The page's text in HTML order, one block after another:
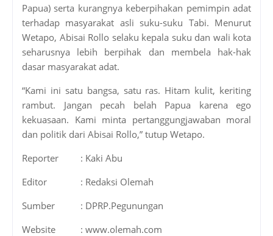
Papua) serta kurangnya keberpihakan pemimpin adat
terhadap masyarakat asli suku-suku Tabi. Menurut
Wetapo, Abisai Rollo selaku kepala suku dan wali kota
seharusnya lebih berpihak dan membela hak-hak
dasar masyarakat adat.
“Kami ini satu bangsa, satu ras. Hitam kulit, keriting
rambut. Jangan pecah belah Papua karena ego
kekuasaan. Kami minta pertanggungjawaban moral
dan politik dari Abisai Rollo,” tutup Wetapo.
Reporter
: Kaki Abu
Editor
: Redaksi Olemah
Sumber
: DPRP.Pegunungan
Website
: www.olemah.com